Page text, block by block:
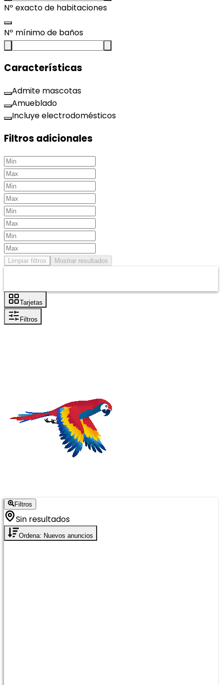
Nº exacto de habitaciones
Nº mínimo de baños
Características
Admite mascotas
Amueblado
Incluye electrodomésticos
Filtros adicionales
Limpiar filtros Mostrar resultados
Tarjetas
Filtros
Filtros
Sin resultados
Ordena: Nuevos anuncios